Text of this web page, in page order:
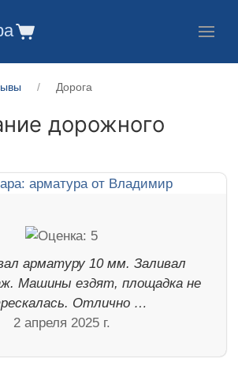
Дорога
дорожного
арматуру 10 мм. Заливал
Машины ездят, площадка не
Отлично …
2 апреля 2025 г.